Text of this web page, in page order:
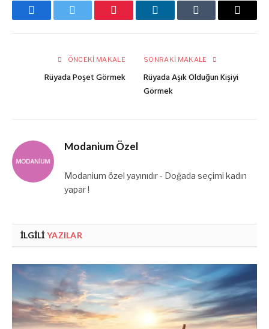
FacebookTwitter Pinterest LinkedInTumblr
E-
ÖNCEKI MAKALE
Rüyada Poşet Görmek
SONRAKI MAKALE
Rüyada Aşık Olduğun Kişiyi
Görmek
Modanium Özel
Modanium özel yayınıdır - Doğada seçimi kadın
yapar !
İLGILI YAZILAR